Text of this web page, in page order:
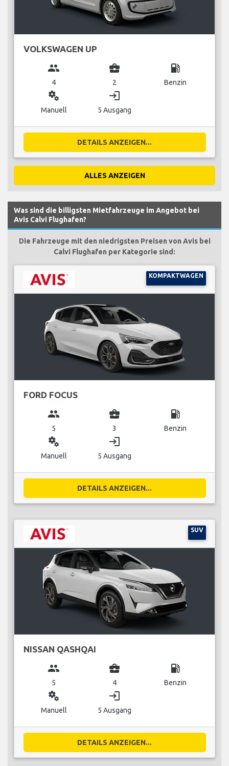
VOLKSWAGEN UP
group
4
business_center
2
local_gas_station
Benzin
miscellaneous_services
Manuell
login
5 Ausgang
DETAILS ANZEIGEN...
ALLES ANZEIGEN
Was sind die billigsten Mietfahrzeuge im Angebot bei
Avis Calvi Flughafen?
Die Fahrzeuge mit den niedrigsten Preisen von Avis bei
Calvi Flughafen per Kategorie sind:
KOMPAKTWAGEN
FORD FOCUS
group
5
business_center
3
local_gas_station
Benzin
miscellaneous_services
Manuell
login
5 Ausgang
DETAILS ANZEIGEN...
SUV
NISSAN QASHQAI
group
5
business_center
4
local_gas_station
Benzin
miscellaneous_services
Manuell
login
5 Ausgang
DETAILS ANZEIGEN...